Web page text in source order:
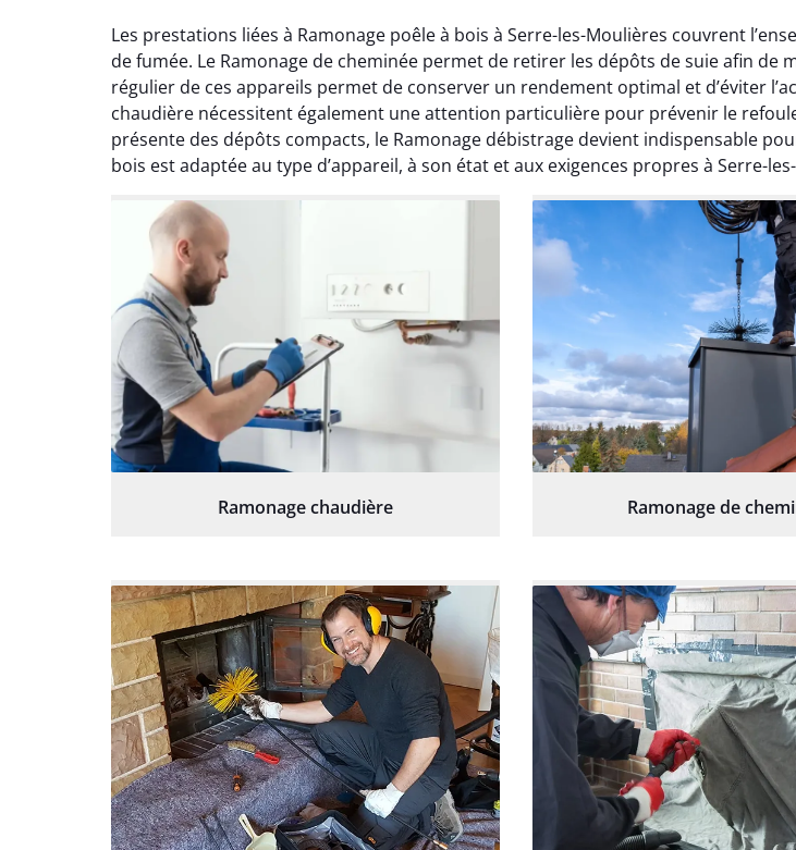
Les prestations liées à Ramonage poêle à bois à Serre-les-Moulières couvrent
de fumée. Le Ramonage de cheminée permet de retirer les dépôts de suie afin
régulier de ces appareils permet de conserver un rendement optimal et d’éviter
chaudière nécessitent également une attention particulière pour prévenir le
présente des dépôts compacts, le Ramonage débistrage devient indispensable
bois est adaptée au type d’appareil, à son état et aux exigences propres à Serre-
Ramonage chaudière Ramonage de